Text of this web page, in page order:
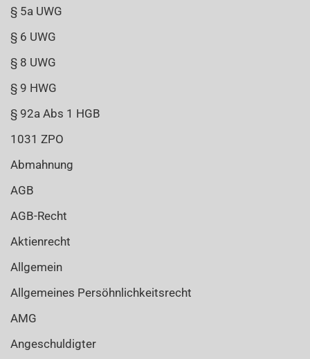
§ 5a UWG
§ 6 UWG
§ 8 UWG
§ 9 HWG
§ 92a Abs 1 HGB
1031 ZPO
Abmahnung
AGB
AGB-Recht
Aktienrecht
Allgemein
Allgemeines Persöhnlichkeitsrecht
AMG
Angeschuldigter